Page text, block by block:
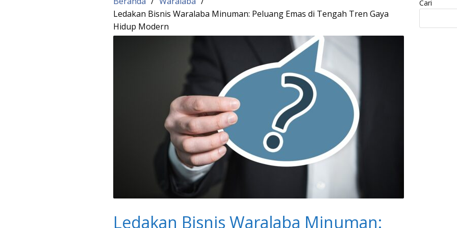
Ledakan Bisnis Waralaba Minuman: Peluang Emas di Tengah Tren Gaya
Hidup Modern
Ledakan Bisnis Waralaba Minuman:
Cari